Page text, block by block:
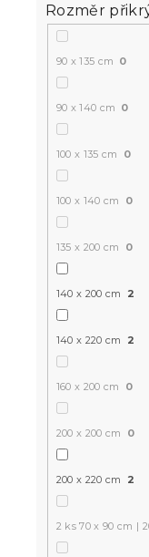
Rozměr
90 x 135 cm 0
90 x 140 cm 0
100 x 135 cm 0
100 x 140 cm 0
135 x 200 cm 0
140 x 200 cm 2
140 x 220 cm 2
160 x 200 cm 0
200 x 200 cm 0
200 x 220 cm 2
2 ks 70 x 90 cm |